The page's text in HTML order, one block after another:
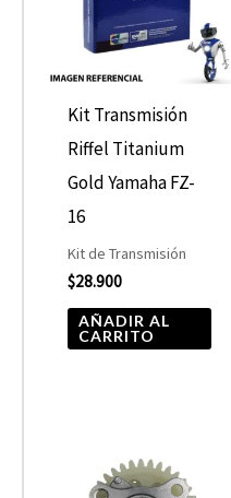
Kit Transmisión
Riffel Titanium
Gold Yamaha FZ-
16
Kit de Transmisión
$28.900
AÑADIR AL
CARRITO